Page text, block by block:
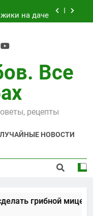
на даче
мицелий
на даче
Все
рецепты
НОВОСТИ
грибной